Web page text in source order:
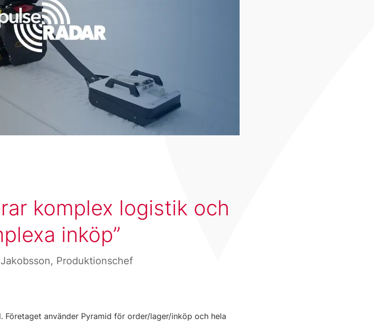
komplex logistik och
inköp
Produktionschef
Företaget använder Pyramid för order/lager/inköp och hela